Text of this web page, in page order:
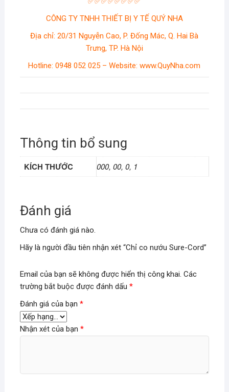
CÔNG TY TNHH THIẾT BỊ Y TẾ QUÝ NHA
Địa chỉ: 20/31 Nguyễn Cao, P. Đống Mác, Q. Hai Bà
Trưng, TP. Hà Nội
Hotline: 0948 052 025 – Website: www.QuyNha.com
Thông tin bổ sung
KÍCH THƯỚC 000, 00, 0, 1
Đánh giá
Chưa có đánh giá nào.
Hãy là người đầu tiên nhận xét “Chỉ co nướu Sure-Cord”
Email của bạn sẽ không được hiển thị công khai. Các
trường bắt buộc được đánh dấu *
Đánh giá của bạn *
Nhận xét của bạn *